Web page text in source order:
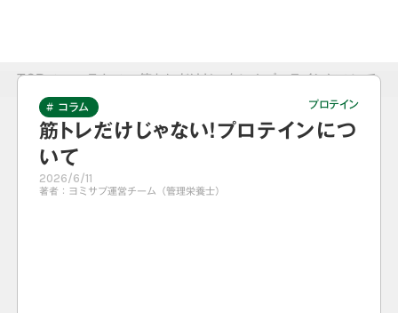
TOP > コラム > 筋トレだけじゃない！プロテインについて
# コラム プロテイン
筋トレだけじゃない！プロテインにつ
いて
2026/6/11
著者： ヨミサプ運営チーム（管理栄養士）